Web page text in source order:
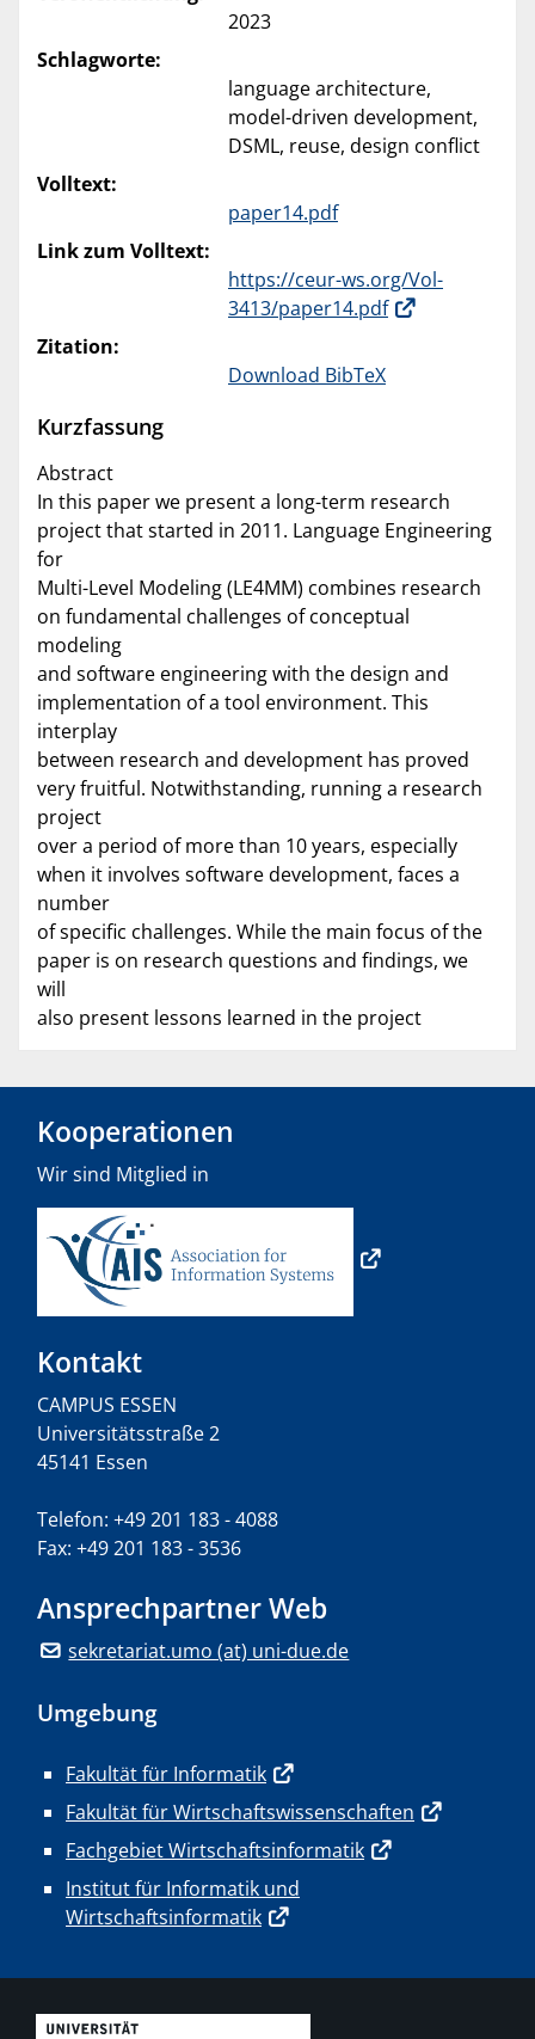
2023
Schlagworte:
language architecture,
model-driven development,
DSML, reuse, design conflict
Volltext:
paper14.pdf
Link zum Volltext:
https://ceur-ws.org/Vol-
3413/paper14.pdf
Zitation:
Download BibTeX
Kurzfassung
Abstract
In this paper we present a long-term research
project that started in 2011. Language Engineering
for
Multi-Level Modeling (LE4MM) combines research
on fundamental challenges of conceptual
modeling
and software engineering with the design and
implementation of a tool environment. This
interplay
between research and development has proved
very fruitful. Notwithstanding, running a research
project
over a period of more than 10 years, especially
when it involves software development, faces a
number
of specific challenges. While the main focus of the
paper is on research questions and findings, we
will
also present lessons learned in the project
Kooperationen
Wir sind Mitglied in
Kontakt
CAMPUS ESSEN
Universitätsstraße 2
45141 Essen
Telefon: +49 201 183 - 4088
Fax: +49 201 183 - 3536
Ansprechpartner Web
sekretariat.umo (at) uni-due.de
Umgebung
Fakultät für Informatik
Fakultät für Wirtschaftswissenschaften
Fachgebiet Wirtschaftsinformatik
Institut für Informatik und
Wirtschaftsinformatik